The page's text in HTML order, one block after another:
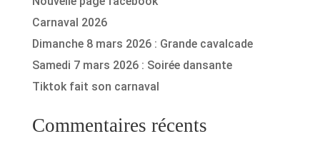
Carnaval 2026
Dimanche 8 mars 2026 : Grande cavalcade
Samedi 7 mars 2026 : Soirée dansante
Tiktok fait son carnaval
Commentaires récents